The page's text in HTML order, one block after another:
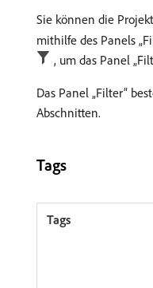
Sie können die
mithilfe des Panels
, um das Panel
Das Panel „Filter“
Abschnitten.
Tags